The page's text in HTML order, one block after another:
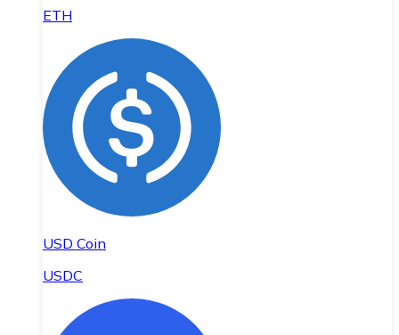
ETH
USD Coin
USDC